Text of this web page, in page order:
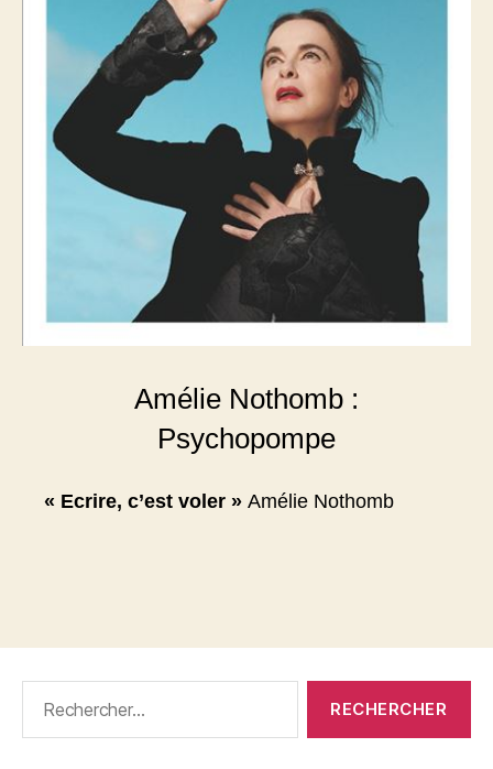
Amélie Nothomb :
Psychopompe
« Ecrire, c’est voler » Amélie Nothomb